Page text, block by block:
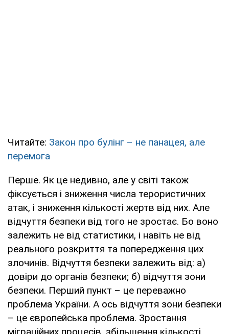
Читайте: Закон про булінг – не панацея, але
перемога
Перше. Як це недивно, але у світі також
фіксується і зниження числа терористичних
атак, і зниження кількості жертв від них. Але
відчуття безпеки від того не зростає. Бо воно
залежить не від статистики, і навіть не від
реального розкриття та попередження цих
злочинів. Відчуття безпеки залежить від: а)
довіри до органів безпеки; б) відчуття зони
безпеки. Перший пункт – це переважно
проблема України. А ось відчуття зони безпеки
– це європейська проблема. Зростання